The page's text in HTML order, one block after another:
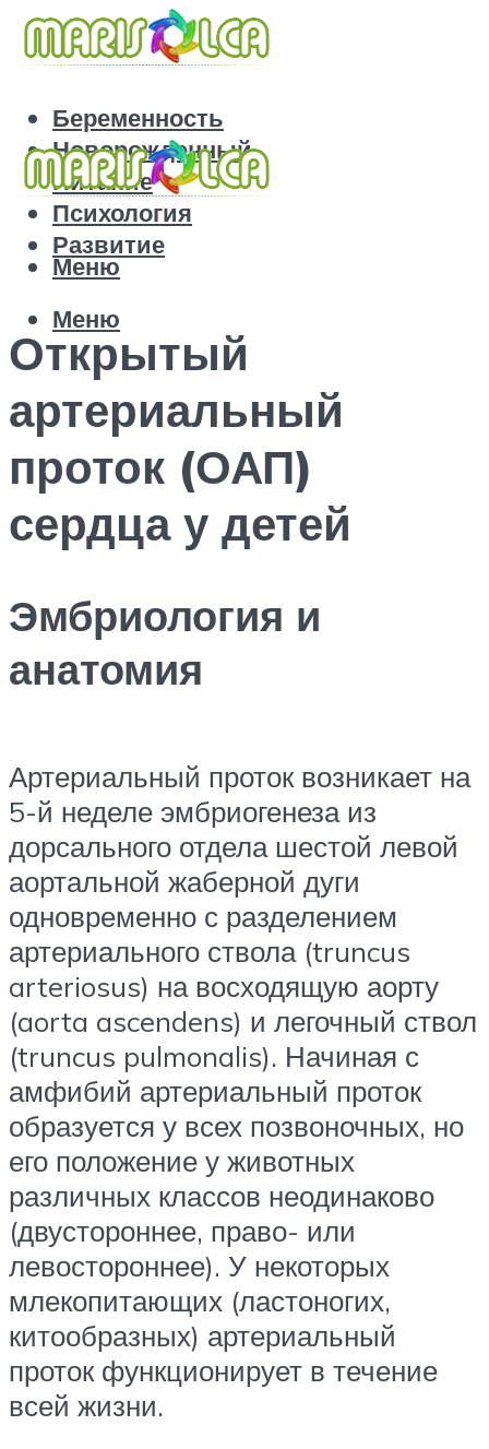
Беременность
Новорожденный
Питание
Психология
Развитие
Меню
Меню
Открытый
артериальный
проток (ОАП)
сердца у детей
Эмбриология и
анатомия
Артериальный проток возникает на
5-й неделе эмбриогенеза из
дорсального отдела шестой левой
аортальной жаберной дуги
одновременно с разделением
артериального ствола (truncus
arteriosus) на восходящую аорту
(aorta ascendens) и легочный ствол
(truncus pulmonalis). Начиная с
амфибий артериальный проток
образуется у всех позвоночных, но
его положение у животных
различных классов неодинаково
(двустороннее, право- или
левостороннее). У некоторых
млекопитающих (ластоногих,
китообразных) артериальный
проток функционирует в течение
всей жизни.